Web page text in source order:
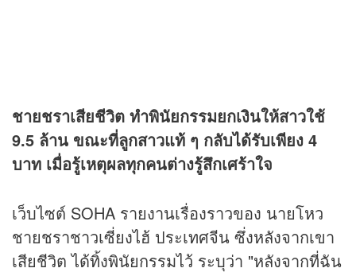
ชายชราเสียชีวิต ทำพินัยกรรมยกเงินให้สาวใช้
9.5 ล้าน ขณะที่ลูกสาวแท้ ๆ กลับได้รับเพียง 4
บาท เมื่อรู้เหตุผลทุกคนต่างรู้สึกเศร้าใจ
เว็บไซต์ SOHA รายงานเรื่องราวของ นายโหว
ชายชราชาวเซี่ยงไฮ้ ประเทศจีน ซึ่งหลังจากเขา
เสียชีวิต ได้ทิ้งพินัยกรรมไว้ ระบุว่า "หลังจากที่ฉัน